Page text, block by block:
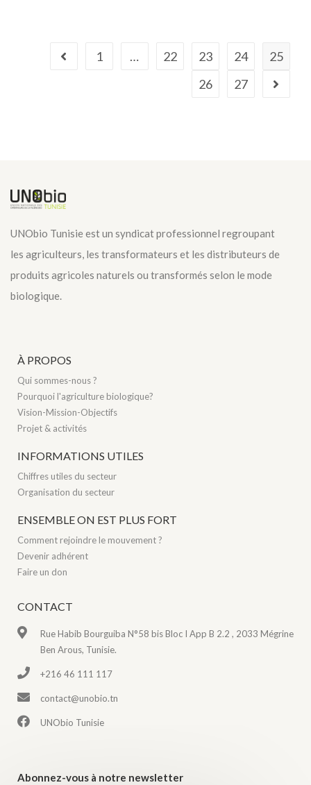
1 … 22 23 24
25
26
27
UNObio Tunisie est un syndicat professionnel regroupant
les agriculteurs, les transformateurs et les distributeurs de
produits agricoles naturels ou transformés selon le mode
biologique.
À PROPOS
Qui sommes-nous ?
Pourquoi l'agriculture biologique?
Vision-Mission-Objectifs
Projet & activités
INFORMATIONS UTILES
Chiffres utiles du secteur
Organisation du secteur
ENSEMBLE ON EST PLUS FORT
Comment rejoindre le mouvement ?
Devenir adhérent
Faire un don
CONTACT
Rue Habib Bourguiba N°58 bis Bloc I App B 2.2 , 2033 Mégrine
Ben Arous, Tunisie.
+216 46 111 117
contact@unobio.tn
UNObio Tunisie
Abonnez-vous à notre newsletter